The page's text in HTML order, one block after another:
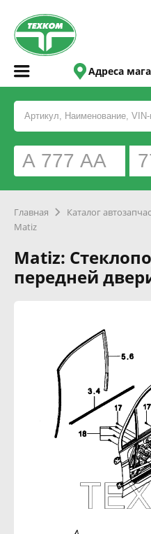
Адреса
Главная Каталог
Matiz
Matiz:
передней